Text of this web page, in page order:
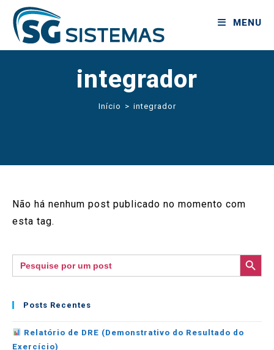
MENU
integrador
Início > integrador
Não há nenhum post publicado no momento com
esta tag.
Search
for:
SEARCH BUTTON
Posts Recentes
Relatório de DRE (Demonstrativo do Resultado do
Exercício)